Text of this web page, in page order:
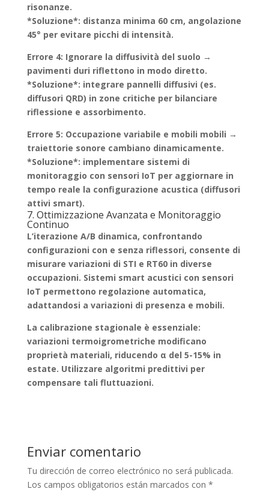
risonanze.
*Soluzione*: distanza minima 60 cm, angolazione
45° per evitare picchi di intensità.
Errore 4: Ignorare la diffusività del suolo →
pavimenti duri riflettono in modo diretto.
*Soluzione*: integrare pannelli diffusivi (es.
diffusori QRD) in zone critiche per bilanciare
riflessione e assorbimento.
Errore 5: Occupazione variabile e mobili mobili →
traiettorie sonore cambiano dinamicamente.
*Soluzione*: implementare sistemi di
monitoraggio con sensori IoT per aggiornare in
tempo reale la configurazione acustica (diffusori
attivi smart).
7. Ottimizzazione Avanzata e Monitoraggio
Continuo
L’iterazione A/B dinamica, confrontando
configurazioni con e senza riflessori, consente di
misurare variazioni di STI e RT60 in diverse
occupazioni. Sistemi smart acustici con sensori
IoT permettono regolazione automatica,
adattandosi a variazioni di presenza e mobili.
La calibrazione stagionale è essenziale:
variazioni termoigrometriche modificano
proprietà materiali, riducendo α del 5-15% in
estate. Utilizzare algoritmi predittivi per
compensare tali fluttuazioni.
Enviar comentario
Tu dirección de correo electrónico no será publicada.
Los campos obligatorios están marcados con *